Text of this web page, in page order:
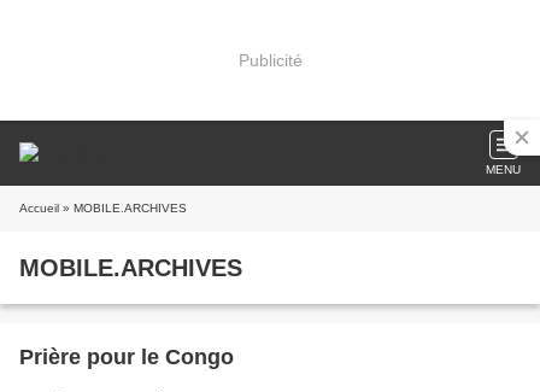
Publicité
MENU
Accueil » MOBILE.ARCHIVES
MOBILE.ARCHIVES
Prière pour le Congo